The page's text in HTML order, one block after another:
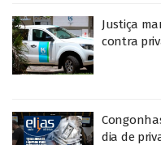
Justiça
contra
dia de